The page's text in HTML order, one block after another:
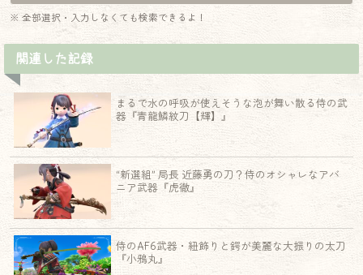
※ 全部選択・入力しなくても検索できるよ！
関連した記録
まるで水の呼吸が使えそうな泡が舞い散る侍の武
器『青龍鱗紋刀【輝】』
“新選組” 局長 近藤勇の刀？侍のオシャレなアバ
ニア武器『虎徹』
侍のAF6武器・紐飾りと鍔が美麗な大振りの太刀
『小鴉丸』